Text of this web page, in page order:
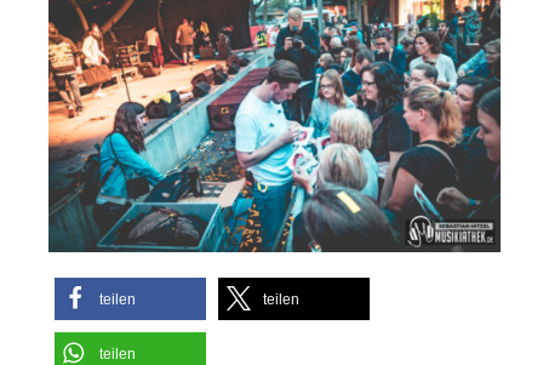
teilen teilen
teilen